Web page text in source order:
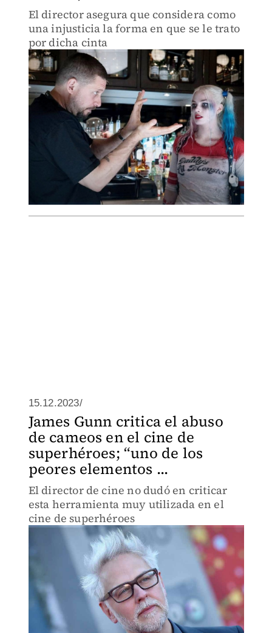
El director asegura que considera como
una injusticia la forma en que se le trato
por dicha cinta
15.12.2023/
James Gunn critica el abuso
de cameos en el cine de
superhéroes; “uno de los
peores elementos ...
El director de cine no dudó en criticar
esta herramienta muy utilizada en el
cine de superhéroes